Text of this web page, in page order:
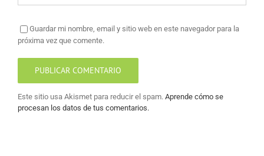
Guardar mi nombre, email y sitio web en este navegador para la
próxima vez que comente.
Este sitio usa Akismet para reducir el spam. Aprende cómo se
procesan los datos de tus comentarios.